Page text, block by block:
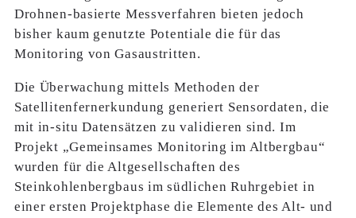
Drohnen-basierte Messverfahren bieten jedoch
bisher kaum genutzte Potentiale die für das
Monitoring von Gasaustritten.
Die Überwachung mittels Methoden der
Satellitenfernerkundung generiert Sensordaten, die
mit in-situ Datensätzen zu validieren sind. Im
Projekt „Gemeinsames Monitoring im Altbergbau“
wurden für die Altgesellschaften des
Steinkohlenbergbaus im südlichen Ruhrgebiet in
einer ersten Projektphase die Elemente des Alt- und